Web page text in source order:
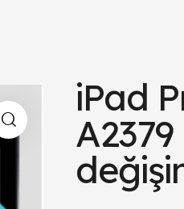
iPad